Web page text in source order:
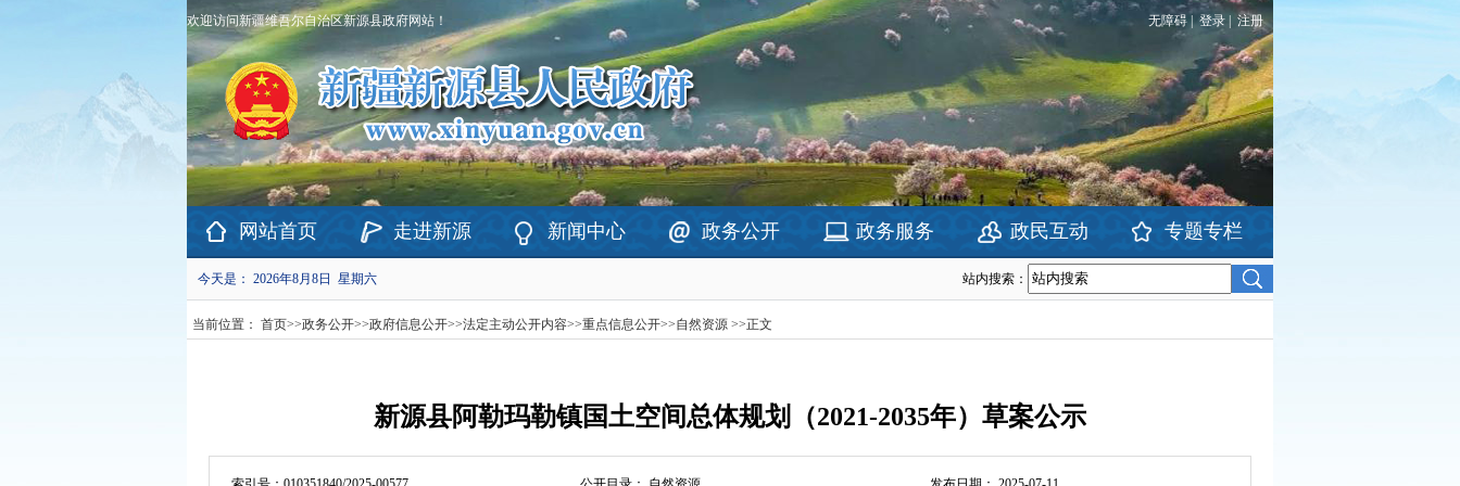
欢迎访问新疆维吾尔自治区新源县政府网站！ 无障碍 | 登录 注册
网站首页 走进新源 新闻中心 政务公开 政务服务 政民互动 专题专栏
今天是： 2026年8月8日 星期六 站内搜索：
当前位置： 首页>>政务公开>>政府信息公开>>法定主动公开内容>>重点信息公开>>自然资源 >>正文
新源县阿勒玛勒镇国土空间总体规划（2021-2035年）草案公示